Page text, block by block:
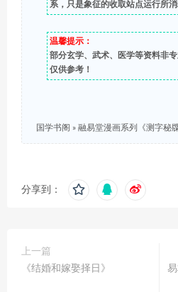
系，只是象征的收取站点运行所
温馨提示：
部分玄学、武术、医学等资料非
仅供参考！
国学书阁 » 融易堂漫画系列《测字秘
分享到：
上一篇
《结婚和嫁娶择日》